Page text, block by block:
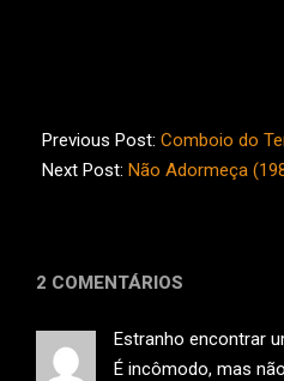
05-
30
Previous Post: Comboio do
Next Post: Não Adormeça
2 COMENTÁRIOS
Estranho encontrar
É incômodo, mas